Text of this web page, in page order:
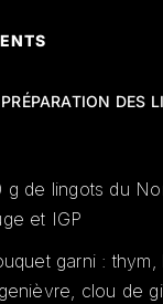
DES
g de lingots du
et IGP
garni : thym,
clou de